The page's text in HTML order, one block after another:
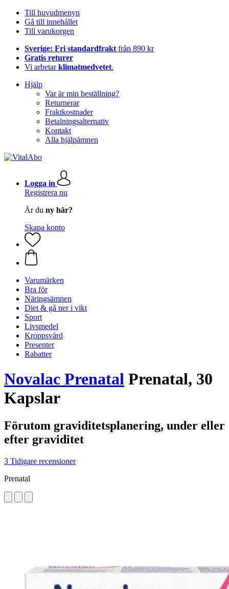
Till huvudmenyn
Gå till innehållet
Till varukorgen
Sverige: Fri standardfrakt från 890 kr
Gratis returer
Vi arbetarklimatmedvetet.
Hjälp
Var är min beställning?
Returnerar
Fraktkostnader
Betalningsalternativ
Kontakt
Alla hjälpämnen
Logga in
Registrera nu
Är du ny här?
Skapa konto
Varumärken
Bra för
Näringsämnen
Diet & gå ner i vikt
Sport
Livsmedel
Kroppsvård
Presenter
Rabatter
Novalac Prenatal Prenatal, 30
Kapslar
Förutom graviditetsplanering, under eller
efter graviditet
3 Tidigare recensioner
Prenatal